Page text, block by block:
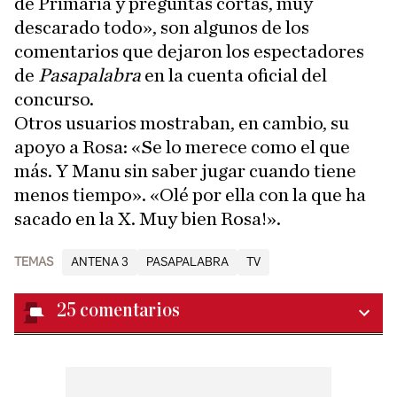
descarado todo», son algunos de los
comentarios que dejaron los espectadores
de Pasapalabra en la cuenta oficial del
concurso.
Otros usuarios mostraban, en cambio, su
apoyo a Rosa: «Se lo merece como el que
más. Y Manu sin saber jugar cuando tiene
menos tiempo». «Olé por ella con la que ha
sacado en la X. Muy bien Rosa!».
TEMAS ANTENA 3 PASAPALABRA TV
25 comentarios